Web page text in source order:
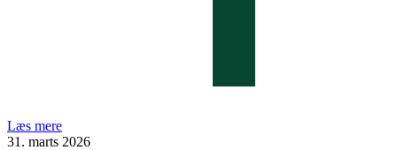
Læs mere
31. marts 2026